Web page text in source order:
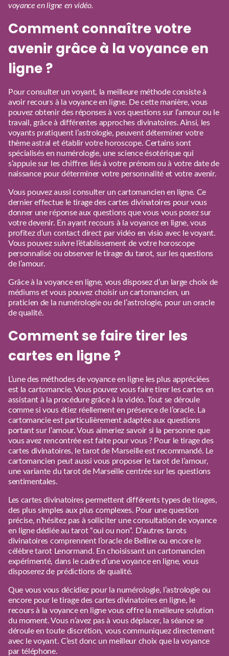
voyance en ligne en vidéo.
Comment connaître votre
avenir grâce à la voyance en
ligne ?
Pourconsulter un voyant, la meilleure méthode consiste à
avoir recours à la voyance en ligne. De cette manière, vous
pouvez obtenir des réponses à vos questions sur l’amour ou le
travail, grâce à différentes approches divinatoires. Ainsi, les
voyants pratiquent l’astrologie, peuvent déterminer votre
thème astral et établir votre horoscope. Certains sont
spécialisés en numérologie, une science ésotérique qui
s’appuie sur les chiffres liés à votre prénom ou à votre date de
naissance pour déterminer votre personnalité et votre avenir.
Vous pouvez aussi consulter un cartomancien en ligne. Ce
dernier effectue le tirage des cartes divinatoires pour vous
donner une réponse aux questions que vous vous posez sur
votre devenir. En ayant recours à la voyance en ligne, vous
profitez d’un contact direct par vidéo en visio avec le voyant.
Vous pouvez suivre l’établissement de votre horoscope
personnalisé ou observer le tirage du tarot, sur les questions
de l’amour.
Grâce à la voyance en ligne, vous disposez d’un large choix de
médiums et vous pouvez choisir un cartomancien, un
praticien de la numérologieou de l’astrologie, pour un oracle
de qualité.
Comment se faire tirer les
cartes en ligne ?
L’une des méthodes de voyance en ligne les plus appréciées
est la cartomancie. Vous pouvez vous faire tirer les cartes en
assistant à la procédure grâce à la vidéo. Tout se déroule
comme si vous étiez réellement en présence de l’oracle. La
cartomancie est particulièrement adaptée aux questions
portant sur l’amour. Vous aimeriez savoir si la personne que
vous avez rencontrée est faite pour vous ? Pour le tirage des
cartes divinatoires, le tarot de Marseille est recommandé. Le
cartomancien peut aussi vous proposer le tarot de l’amour,
une variante du tarot de Marseille centrée sur les questions
sentimentales.
Les cartes divinatoires permettent différents types de tirages,
des plus simples aux plus complexes. Pour une question
précise, n’hésitez pas à solliciter une consultation de voyance
en ligne dédiée au tarot “oui ou non”. D’autres tarots
divinatoires comprennent l’oracle de Bellineou encore le
célèbretarot Lenormand. En choisissant uncartomancien
expérimenté, dans le cadre d’une voyance en ligne, vous
disposerez de prédictions de qualité.
Que vous vous décidiez pour la numérologie, l’astrologie ou
encore pour le tirage des cartes divinatoires en ligne, le
recours à la voyance en ligne vous offre la meilleure solution
du moment. Vous n’avez pas à vous déplacer, la séance se
déroule en toute discrétion, vous communiquez directement
avec le voyant. C’est donc un meilleur choix que lavoyance
par téléphone.